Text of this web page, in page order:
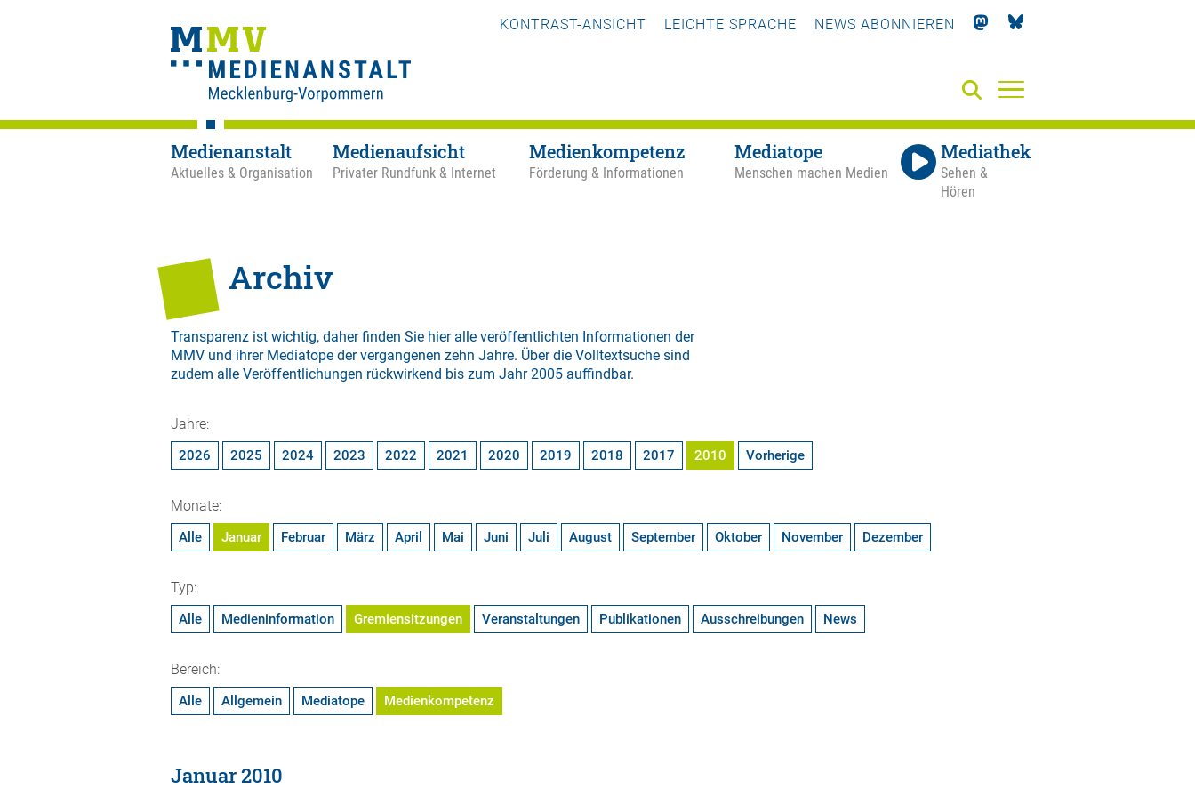
KONTRAST-ANSICHT LEICHTE SPRACHE NEWS ABONNIEREN
Medienanstalt
Aktuelles & Organisation
Medienaufsicht
Privater Rundfunk & Internet
Medienkompetenz
Förderung & Informationen
Mediatope
Menschen machen Medien
Mediathek
Sehen &
Hören
Archiv
Transparenz ist wichtig, daher finden Sie hier alle veröffentlichten Informationen der
MMV und ihrer Mediatope der vergangenen zehn Jahre. Über die Volltextsuche sind
zudem alle Veröffentlichungen rückwirkend bis zum Jahr 2005 auffindbar.
Jahre:
2026 2025 2024 2023 2022 2021 2020 2019 2018 2017 2010 Vorherige
Monate:
Alle Januar Februar März April Mai Juni Juli August September Oktober November Dezember
Typ:
Alle Medieninformation Gremiensitzungen Veranstaltungen Publikationen Ausschreibungen News
Bereich:
Alle Allgemein Mediatope Medienkompetenz
Januar 2010